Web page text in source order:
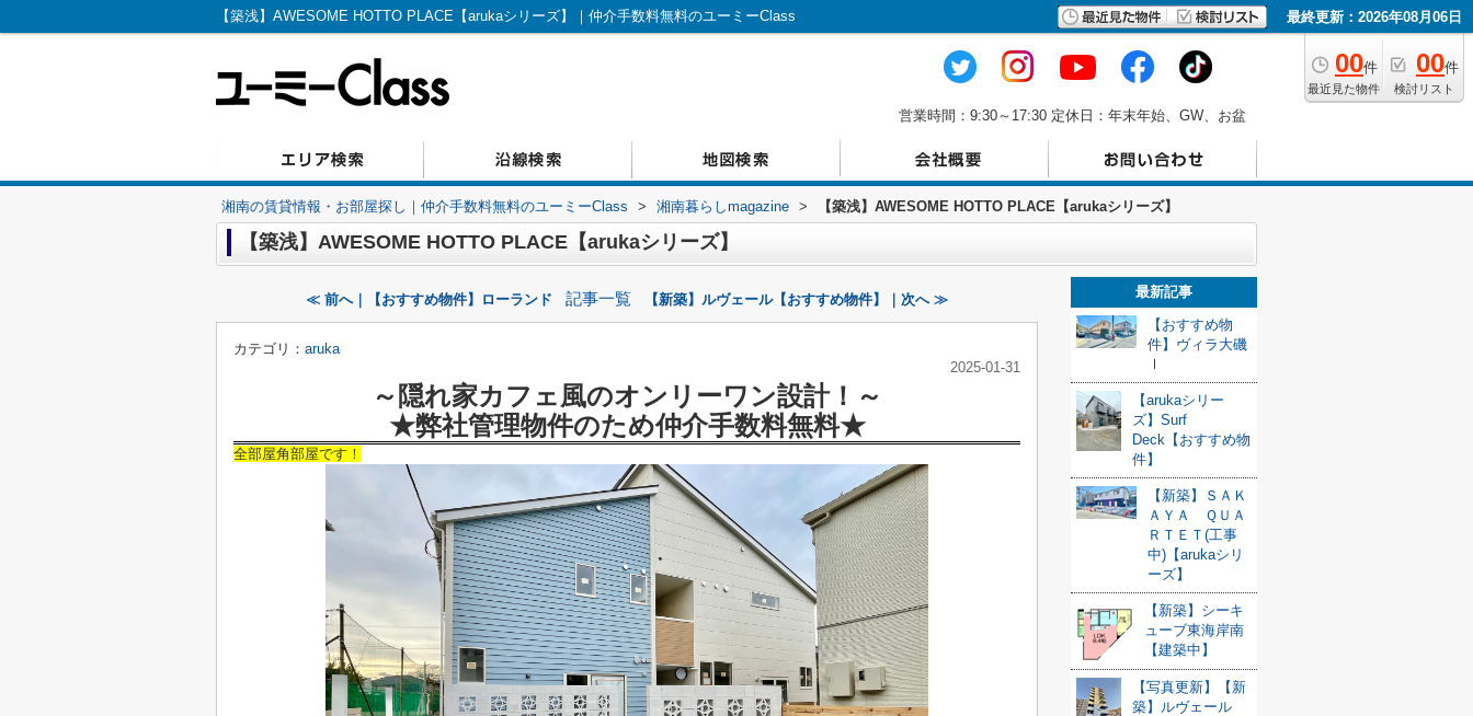
【築浅】AWESOME HOTTO PLACE【arukaシリーズ】｜仲介手数料無料のユーミーClass 最終更新：2026年08月06日
00件
最近見た物件
00件
検討リスト
営業時間：9:30～17:30 定休日：年末年始、GW、お盆
湘南の賃貸情報・お部屋探し｜仲介手数料無料のユーミーClass > 湘南暮らしmagazine > 【築浅】AWESOME HOTTO PLACE【arukaシリーズ】
【築浅】AWESOME HOTTO PLACE【arukaシリーズ】
≪ 前へ｜【おすすめ物件】ローランド 記事一覧 【新築】ルヴェール【おすすめ物件】｜次へ ≫
カテゴリ： aruka
2025-01-31
～隠れ家カフェ風のオンリーワン設計！ ～
★弊社管理物件のため仲介手数料無料★
全部屋角部屋です！
最新記事
【おすすめ物
件】ヴィラ大磯
Ⅰ
【arukaシリー
ズ】Surf
Deck【おすすめ物
件】
【新築】ＳＡＫ
ＡＹＡ ＱＵＡ
ＲＴＥＴ(工事
中)【arukaシリ
ーズ】
【新築】シーキ
ューブ東海岸南
【建築中】
【写真更新】【新
築】ルヴェール